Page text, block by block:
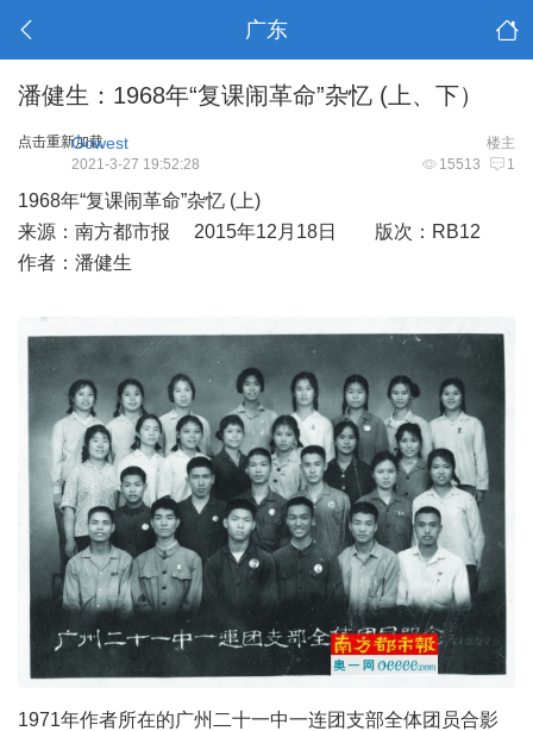
广东
潘健生：1968年“复课闹革命”杂忆 (上、下）
点击重新加载 楼主
Gowest
15513 1
2021-3-27 19:52:28
1968年“复课闹革命”杂忆 (上)
来源：南方都市报 2015年12月18日 版次：RB12
作者：潘健生
1971年作者所在的广州二十一中一连团支部全体团员合影